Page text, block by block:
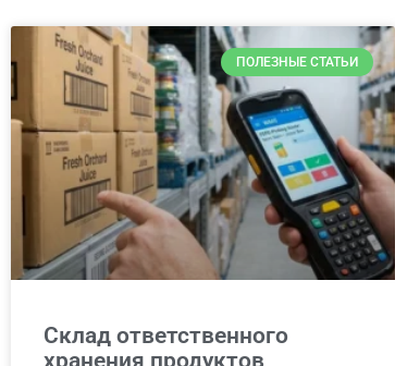
ПОЛЕЗНЫЕ СТАТЬИ
Склад ответственного
хранения продуктов